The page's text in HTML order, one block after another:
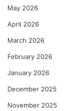
May 2026
April 2026
March 2026
February 2026
January 2026
December 2025
November 2025